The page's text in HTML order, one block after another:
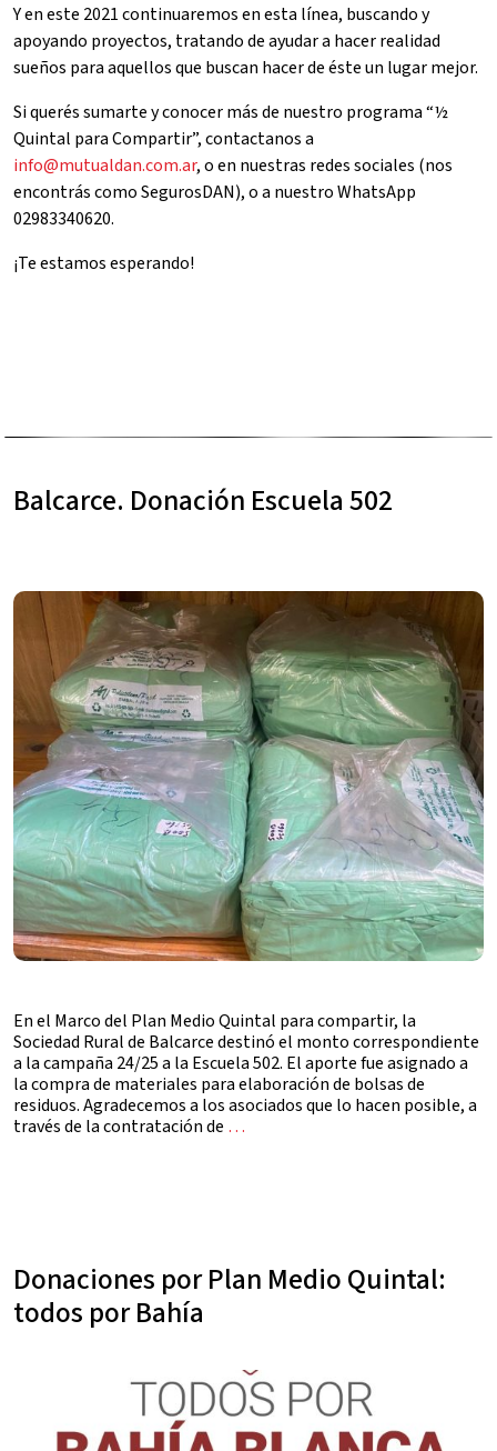
Y en este 2021 continuaremos en esta línea, buscando y
apoyando proyectos, tratando de ayudar a hacer realidad
sueños para aquellos que buscan hacer de éste un lugar mejor.
Si querés sumarte y conocer más de nuestro programa “½
Quintal para Compartir”, contactanos a
info@mutualdan.com.ar, o en nuestras redes sociales (nos
encontrás como SegurosDAN), o a nuestro WhatsApp
02983340620.
¡Te estamos esperando!
Balcarce. Donación Escuela 502
En el Marco del Plan Medio Quintal para compartir, la
Sociedad Rural de Balcarce destinó el monto correspondiente
a la campaña 24/25 a la Escuela 502. El aporte fue asignado a
la compra de materiales para elaboración de bolsas de
residuos. Agradecemos a los asociados que lo hacen posible, a
través de la contratación de …
Donaciones por Plan Medio Quintal:
todos por Bahía